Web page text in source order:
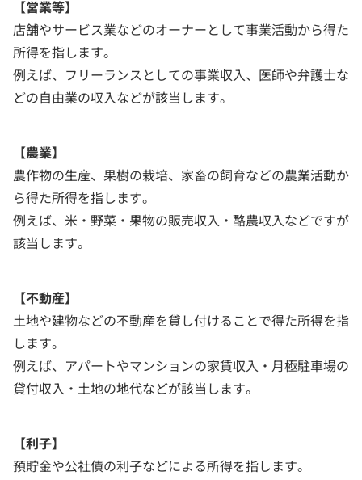
【営業等】
店舗やサービス業などのオーナーとして事業活動から得た
所得を指します。
例えば、フリーランスとしての事業収入、医師や弁護士な
どの自由業の収入などが該当します。
【農業】
農作物の生産、果樹の栽培、家畜の飼育などの農業活動か
ら得た所得を指します。
例えば、米・野菜・果物の販売収入・酪農収入などですが
該当します。
【不動産】
土地や建物などの不動産を貸し付けることで得た所得を指
します。
例えば、アパートやマンションの家賃収入・月極駐車場の
貸付収入・土地の地代などが該当します。
【利子】
預貯金や公社債の利子などによる所得を指します。